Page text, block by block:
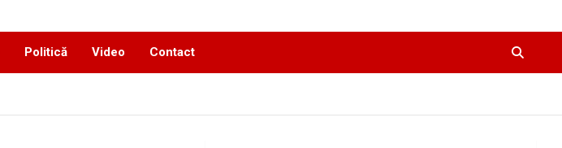
Politică Video Contact